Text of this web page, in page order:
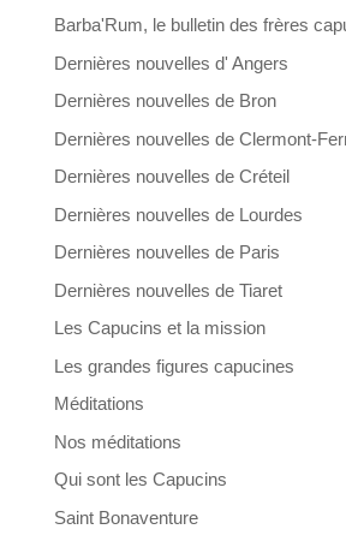
Barba'Rum, le bulletin des frères
Dernières nouvelles d' Angers
Dernières nouvelles de Bron
Dernières nouvelles de Clermont-
Dernières nouvelles de Créteil
Dernières nouvelles de Lourdes
Dernières nouvelles de Paris
Dernières nouvelles de Tiaret
Les Capucins et la mission
Les grandes figures capucines
Méditations
Nos méditations
Qui sont les Capucins
Saint Bonaventure